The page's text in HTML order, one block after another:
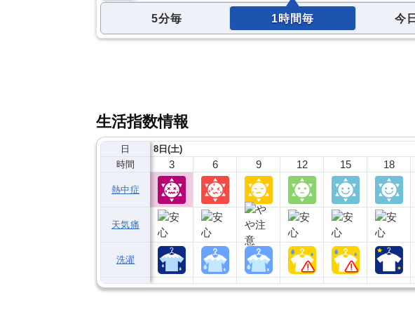
5分毎 1時間毎 今
生活指数情報
日
時間
熱中症
天気痛
洗濯
8日(土)
3 6 9 12 15 18